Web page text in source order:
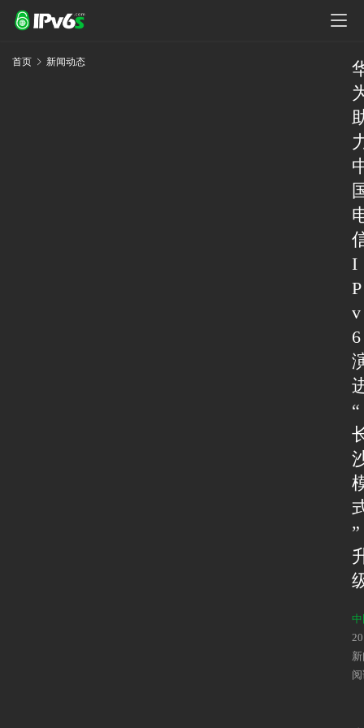
首页 新闻动态
I
P
v
6
“
”